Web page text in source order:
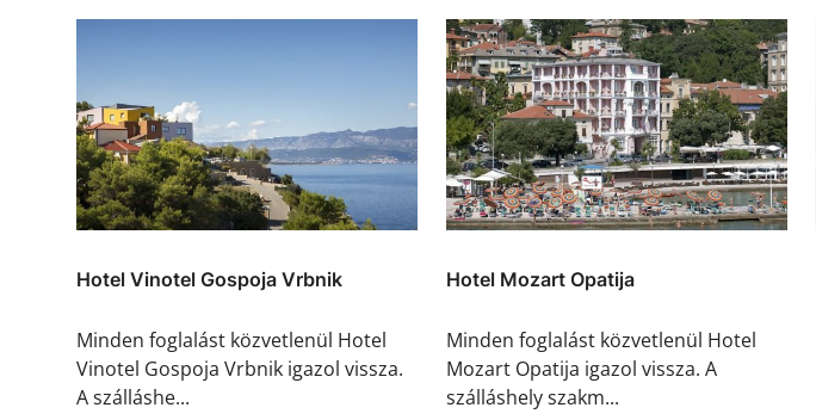
Hotel Vinotel Gospoja Vrbnik
Minden foglalást közvetlenül Hotel
Vinotel Gospoja Vrbnik igazol vissza.
A szálláshe...
Hotel Mozart Opatija
Minden foglalást közvetlenül Hotel
Mozart Opatija igazol vissza. A
szálláshely szakm...